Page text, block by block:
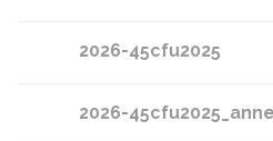
2026-45cfu2025
2026-